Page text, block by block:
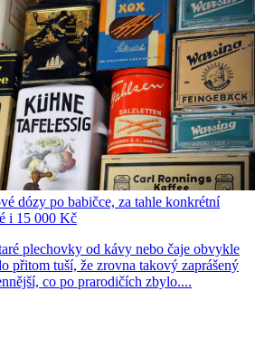
dózy po babičce, za tahle konkrétní
i 15 000 Kč
plechovky od kávy nebo čaje obvykle
přitom tuší, že zrovna takový zaprášený
co po prarodičích zbylo....